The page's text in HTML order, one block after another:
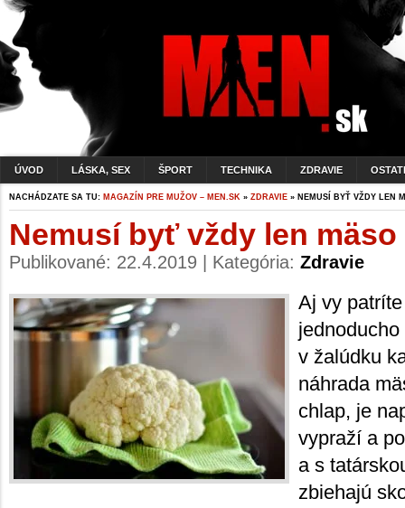
ÚVOD LÁSKA, SEX ŠPORT TECHNIKA ZDRAVIE
NACHÁDZATE SA TU: MAGAZÍN PRE MUŽOV – MEN.SK » ZDRAVIE » NEMUSÍ BYŤ VŽDY LEN
Nemusí byť vždy len mäso
Publikované: 22.4.2019 | Kategória: Zdravie
Aj vy patríte
v žalúdku
náhrada
chlap, je
vypraží a
a s
zbiehajú